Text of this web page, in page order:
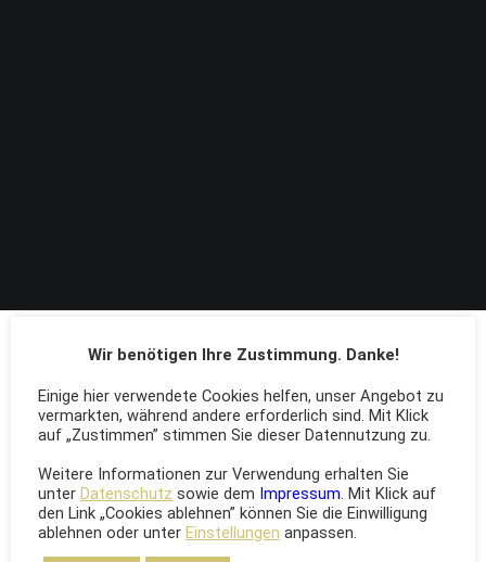
Wir benötigen Ihre Zustimmung. Danke!
Einige hier verwendete Cookies helfen, unser Angebot zu
vermarkten, während andere erforderlich sind. Mit Klick
auf „Zustimmen” stimmen Sie dieser Datennutzung zu.
Weitere Informationen zur Verwendung erhalten Sie
unter Datenschutz sowie dem Impressum . Mit Klick auf
den Link „Cookies ablehnen” können Sie die Einwilligung
ablehnen oder unter Einstellungen anpassen.